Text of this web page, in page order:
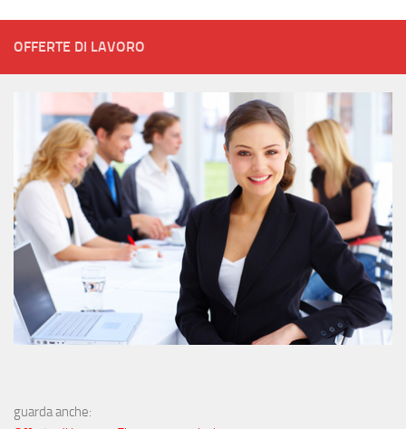
OFFERTE DI LAVORO
guarda anche: